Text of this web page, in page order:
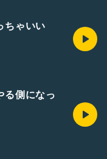
ちゃいい
る側になっ